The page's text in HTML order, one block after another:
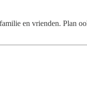
en vrienden. Plan